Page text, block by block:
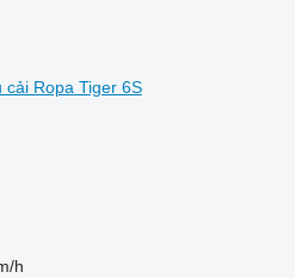
cải Ropa Tiger 6S
h